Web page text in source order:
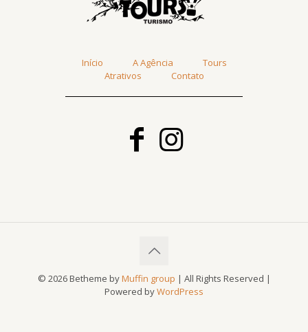
Início A Agência
Tours
Atrativos
Contato
© 2026 Betheme byMuffin group | All Rights Reserved |
Powered byWordPress